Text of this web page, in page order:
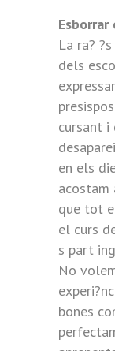
Esborrar
La ra?
dels
cursant
en els
acostam
que tot
el curs
s part
No
bones